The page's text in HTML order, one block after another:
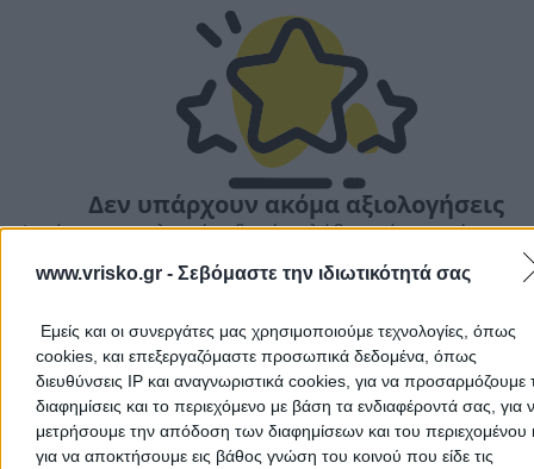
www.vrisko.gr - Σεβόμαστε την ιδιωτικότητά σας
Εμείς και οι συνεργάτες μας χρησιμοποιούμε τεχνολογίες, όπως
cookies, και επεξεργαζόμαστε προσωπικά δεδομένα, όπως
διευθύνσεις IP και αναγνωριστικά cookies, για να προσαρμόζουμε
διαφημίσεις και το περιεχόμενο με βάση τα ενδιαφέροντά σας, για
μετρήσουμε την απόδοση των διαφημίσεων και του περιεχομένου
για να αποκτήσουμε εις βάθος γνώση του κοινού που είδε τις
Όρους Χρήσηςκαι τηνΠολιτική Προστασίας
Προσωπικών Δεδομένων
Ακύρωση
Δεν υπάρχουν ακόμα αξιολογήσεις
Αυτός ο επαγγελματίας δεν έχει λάβει ακόμα καμία
αξιολόγηση. Γίνετε ο πρώτος που θα μοιραστεί την
του και βοηθήστε άλλους χρήστες να κάνουν τη σωστή